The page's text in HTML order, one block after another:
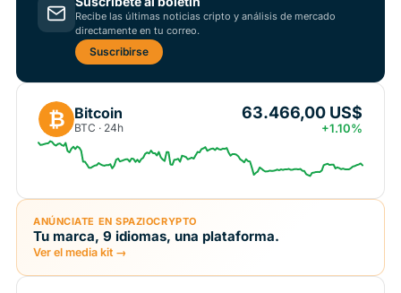
Recibe las últimas noticias cripto y análisis de mercado
directamente en tu correo.
Suscribirse
₿ Bitcoin
BTC · 24h
63.466,00 US$
+1.10%
ANÚNCIATE EN SPAZIOCRYPTO
Tu marca, 9 idiomas, una plataforma.
Ver el media kit →